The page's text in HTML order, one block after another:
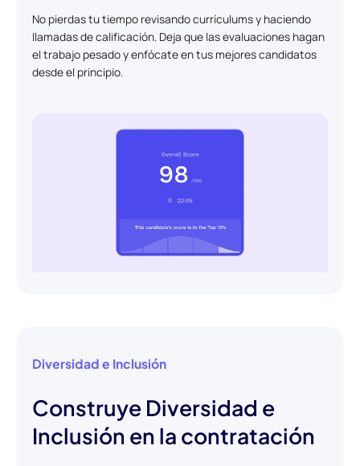
No pierdas tu tiempo revisando currículums y haciendo
llamadas de calificación. Deja que las evaluaciones hagan
el trabajo pesado y enfócate en tus mejores candidatos
desde el principio.
Diversidad e Inclusión
Construye Diversidad e
Inclusión en la contratación